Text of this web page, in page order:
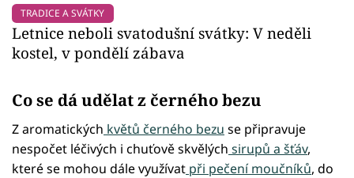
TRADICE A SVÁTKY
Letnice neboli svatodušní svátky: V neděli
kostel, v pondělí zábava
Co se dá udělat z černého bezu
Z aromatických květů černého bezu se připravuje
nespočet léčivých i chuťově skvělých sirupů a šťáv,
které se mohou dále využívat při pečení moučníků, do